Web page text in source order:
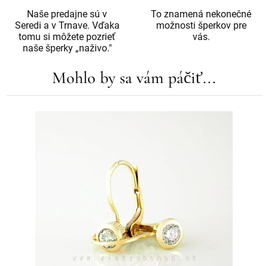
Naše predajne sú v
Seredi a v Trnave. Vďaka
tomu si môžete pozrieť
naše šperky „naživo."
To znamená nekonečné
možnosti šperkov pre
vás.
Mohlo by sa vám páčiť...